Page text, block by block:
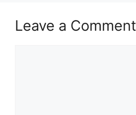
Leave a Comment